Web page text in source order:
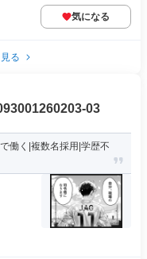
気になる
る
03
働く|複数名採用|学歴不